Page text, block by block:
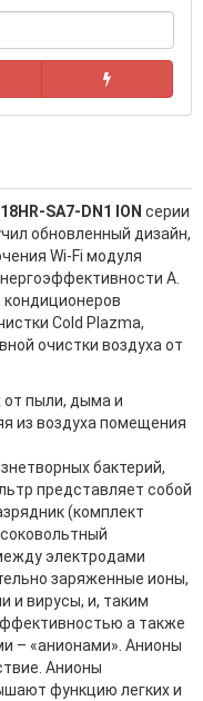
SA7-DN1 ION серии
обновленный дизайн,
Wi-Fi модуля
А.
Cold Plazma,
очистки воздуха от
от пыли, дыма и
из воздуха помещения
бактерий,
представляет собой
(комплект
электродами
заряженные ионы,
и вирусы, и, таким
а также
– «анионами». Анионы
Анионы
функцию легких и